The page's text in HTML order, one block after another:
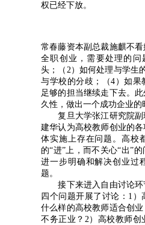
权已经下放。
常春藤资本副总裁施麒不
全职创业，需要处理的问
头；（2）如何处理与学生
与学校的分歧；（4）如果
足够的担当继续走下去。
久性，做出一个成功企业的
复旦大学张江研究院副
建华认为高校教师创业的
体实施上存在问题。高校
的“进”上，而不关心“出”
进一步明确和解决创业过
题。
接下来进入自由讨论环
四个问题开展了讨论：1）
什么样的高校教师适合创
不务正业？2）高校教师创